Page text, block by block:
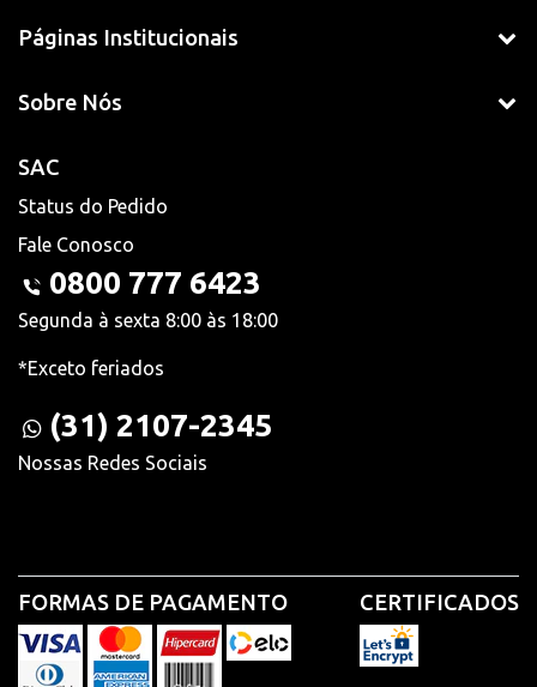
Páginas Institucionais
Sobre Nós
SAC
Status do Pedido
Fale Conosco
0800 777 6423
Segunda à sexta 8:00 às 18:00
*Exceto feriados
(31) 2107-2345
Nossas Redes Sociais
FORMAS DE PAGAMENTO CERTIFICADOS